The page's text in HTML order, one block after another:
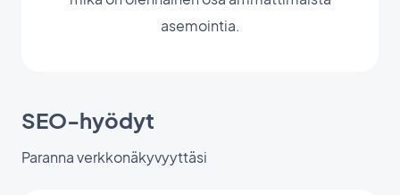
asemointia.
SEO-hyödyt
Paranna verkkonäkyvyyttäsi